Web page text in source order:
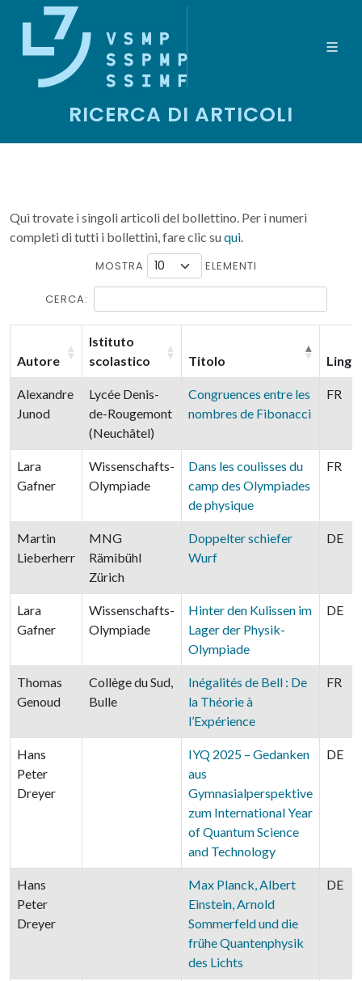
RICERCA DI ARTICOLI
Qui trovate i singoli articoli del bollettino. Per i numeri
completi di tutti i bollettini, fare clic suqui.
MOSTRA
ELEMENTI
CERCA:
Autore
Istituto
scolastico
Titolo
Alexandre
Junod
Lycée Denis-
de-Rougemont
(Neuchâtel)
Congruences entre les
nombres de Fibonacci
FR
Lara
Gafner
Wissenschafts-
Olympiade
Dans les coulisses du
camp des Olympiades
de physique
FR
Martin
Lieberherr
MNG
Rämibühl
Zürich
Doppelter schiefer
Wurf
DE
Lara
Gafner
Wissenschafts-
Olympiade
Hinter den Kulissen im
Lager der Physik-
Olympiade
DE
Thomas
Genoud
Collège du Sud,
Bulle
Inégalités de Bell : De
la Théorie à
l’Expérience
FR
Hans
Peter
Dreyer
IYQ 2025 – Gedanken
aus
Gymnasialperspektive
zum International Year
of Quantum Science
and Technology
DE
Hans
Peter
Dreyer
Max Planck, Albert
Einstein, Arnold
Sommerfeld und die
frühe Quantenphysik
des Lichts
DE